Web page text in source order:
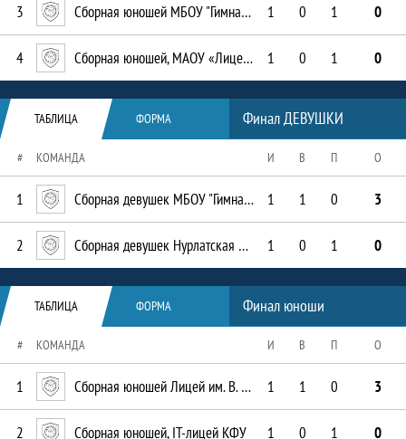
3 Сборная юношей МБОУ "Гимназия им. Наби Даули" 1 0 1 0
4 Сборная юношей, МАОУ «Лицей-интернат №1» 1 0 1 0
Таблица
ТАБЛИЦА ФОРМА Финал ДЕВУШКИ
# КОМАНДА И В П О
1 Сборная девушек МБОУ "Гимназия № 6" 1 1 0 3
2 Сборная девушек Нурлатская СОШ 1 0 1 0
Таблица
ТАБЛИЦА ФОРМА Финал юноши
# КОМАНДА И В П О
1 Сборная юношей Лицей им. В. В. Карпова 1 1 0 3
2 Сборная юношей, IT-лицей КФУ 1 0 1 0